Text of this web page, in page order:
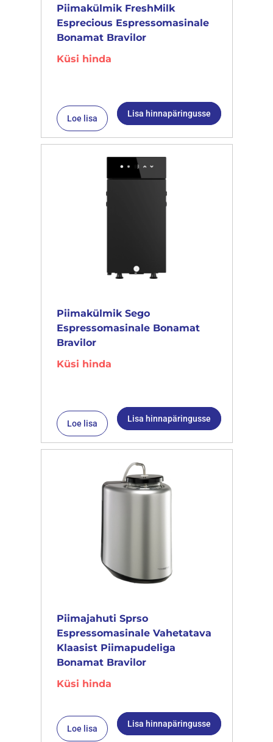
Piimakülmik FreshMilk
Esprecious Espressomasinale
Bonamat Bravilor
Küsi hinda
Loe lisa Lisa hinnapäringusse
Piimakülmik Sego
Espressomasinale Bonamat
Bravilor
Küsi hinda
Loe lisa Lisa hinnapäringusse
Piimajahuti Sprso
Espressomasinale Vahetatava
Klaasist Piimapudeliga
Bonamat Bravilor
Küsi hinda
Loe lisa Lisa hinnapäringusse